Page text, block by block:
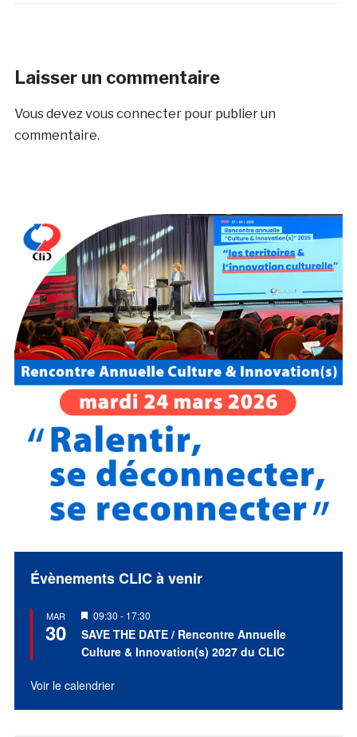
Laisser un commentaire
Vous devezvous connecterpour publier un
commentaire.
Évènements CLIC à venir
MAR
30
Mis
en
avant
09:30 - 17:30
SAVE THE DATE / Rencontre Annuelle
Culture & Innovation(s) 2027 du CLIC
Voir le calendrier